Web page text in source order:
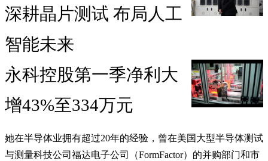
深耕晶片测试 布局人工
智能未来
永科控股第一季净利大
增43%至334万元
她在半导体业拥有超过20年的经验，曾在美国大型半导体测试
与测量科技公司福达电子公司（FormFactor）的并购部门和市